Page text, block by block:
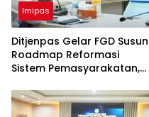
Imipas
Ditjenpas Gelar FGD Susun
Roadmap Reformasi
Sistem Pemasyarakatan,
Panja Komisi III DPR RI